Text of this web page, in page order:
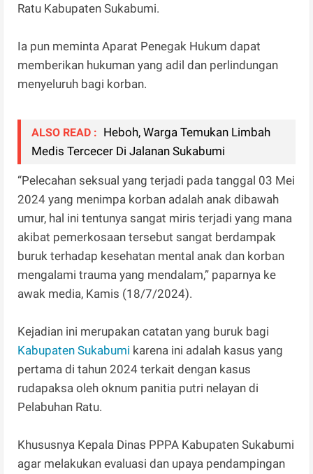
Ratu Kabupaten Sukabumi.
Ia pun meminta Aparat Penegak Hukum dapat
memberikan hukuman yang adil dan perlindungan
menyeluruh bagi korban.
ALSO READ : Heboh, Warga Temukan Limbah
Medis Tercecer Di Jalanan Sukabumi
“Pelecahan seksual yang terjadi pada tanggal 03 Mei
2024 yang menimpa korban adalah anak dibawah
umur, hal ini tentunya sangat miris terjadi yang mana
akibat pemerkosaan tersebut sangat berdampak
buruk terhadap kesehatan mental anak dan korban
mengalami trauma yang mendalam,” paparnya ke
awak media, Kamis (18/7/2024).
Kejadian ini merupakan catatan yang buruk bagi
Kabupaten Sukabumi karena ini adalah kasus yang
pertama di tahun 2024 terkait dengan kasus
rudapaksa oleh oknum panitia putri nelayan di
Pelabuhan Ratu.
Khususnya Kepala Dinas PPPA Kabupaten Sukabumi
agar melakukan evaluasi dan upaya pendampingan